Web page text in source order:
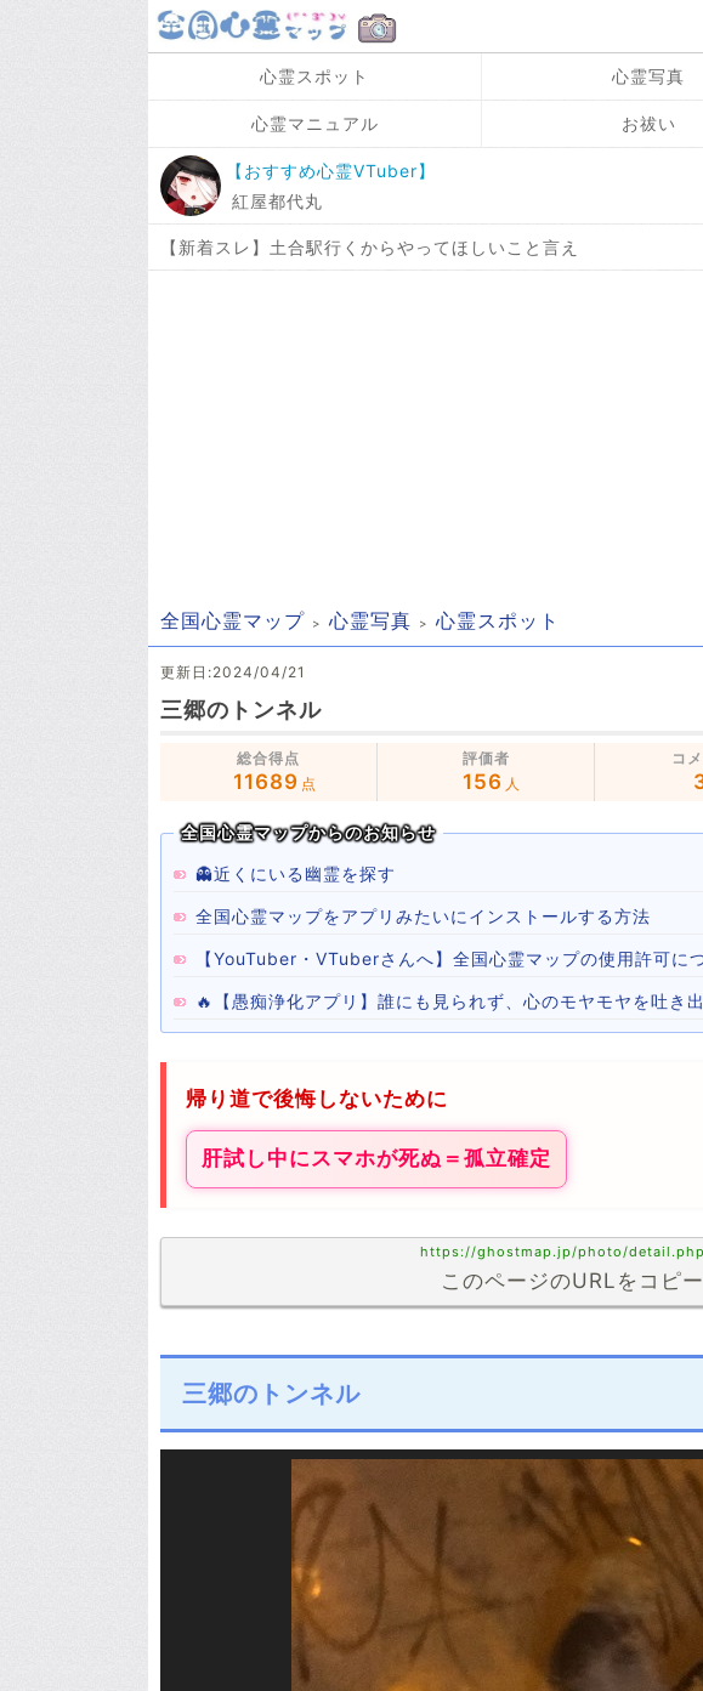
心霊スポット 心霊写真
心霊マニュアル お祓い
【おすすめ心霊VTuber】
紅屋都代丸
【新着スレ】土合駅行くからやってほしいこと言え
全国心霊マップ 心霊写真 心霊スポット
更新日:2024/04/21
三郷のトンネル
総合得点
11689 点
評価者
156 人
コ
全国心霊マップからのお知らせ
👻近くにいる幽霊を探す
全国心霊マップをアプリみたいにインストールする方法
【YouTuber・VTuberさんへ】全国心霊マップの使用許可に
🔥【愚痴浄化アプリ】誰にも見られず、心のモヤモヤを吐き
帰り道で後悔しないために
肝試し中にスマホが死ぬ＝孤立確定
https://ghostmap.jp/photo/
このページのURLをコピ
三郷のトンネル